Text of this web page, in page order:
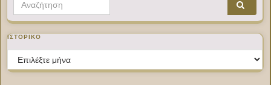
Search for:
ΙΣΤΟΡΙΚΌ
Ιστορικό